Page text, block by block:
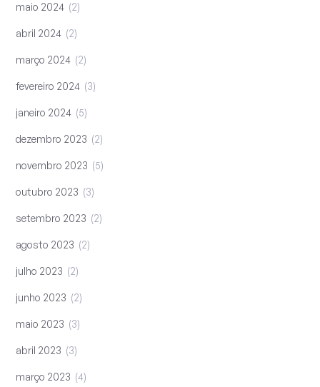
maio 2024 2
abril 2024 2
março 2024 2
fevereiro 2024 3
janeiro 2024 5
dezembro 2023 2
novembro 2023 5
outubro 2023 3
setembro 2023 2
agosto 2023 2
julho 2023 2
junho 2023 2
maio 2023 3
abril 2023 3
março 2023 4